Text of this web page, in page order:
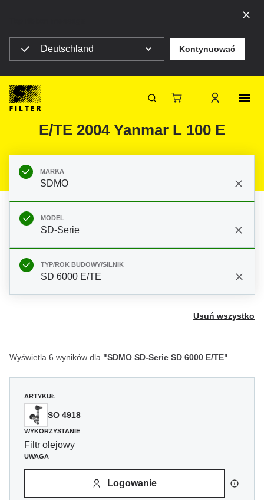
Deutschland Kontynuować
SF-Filter
Filtry do SDMO SD-Serie SD 6000
E/TE 2004 Yanmar L 100 E
MARKA
SDMO
MODEL
SD-Serie
TYP/ROK BUDOWY/SILNIK
SD 6000 E/TE
Usuń wszystko
Wyświetla 6 wyników dla "SDMO SD-Serie SD 6000 E/TE"
ARTYKUŁ
SO 4918
WYKORZYSTANIE
Filtr olejowy
UWAGA
Logowanie